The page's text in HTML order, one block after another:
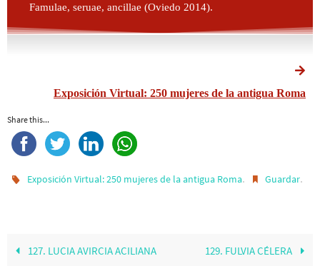
Famulae, seruae, ancillae (Oviedo 2014).
Exposición Virtual: 250 mujeres de la antigua Roma
Share this...
Exposición Virtual: 250 mujeres de la antigua Roma. Guardar.
127. LUCIA AVIRCIA ACILIANA 129. FULVIA CÉLERA